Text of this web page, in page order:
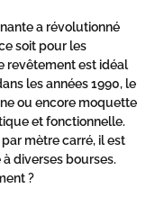
a révolutionné
soit pour les
revêtement est idéal
les années 1990, le
ou encore moquette
et fonctionnelle.
mètre carré, il est
diverses bourses.
?